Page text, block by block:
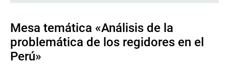
Mesa temática «Análisis de la
problemática de los regidores en el
Perú»